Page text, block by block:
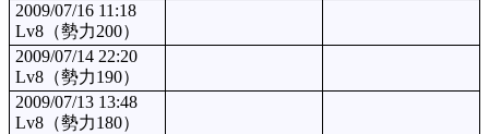
2009/07/16 11:18
Lv8（勢力200）
2009/07/14 22:20
Lv8（勢力190）
2009/07/13 13:48
Lv8（勢力180）